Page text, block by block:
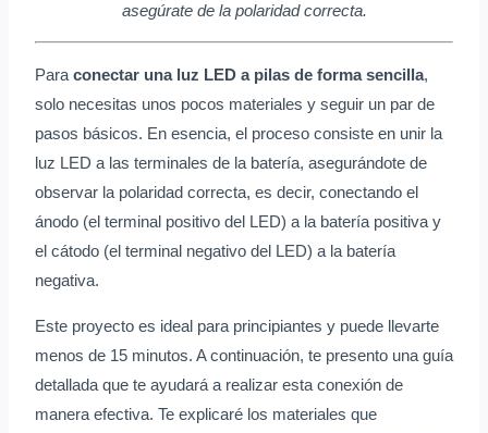
asegúrate de la polaridad correcta.
Para conectar una luz LED a pilas de forma sencilla,
solo necesitas unos pocos materiales y seguir un par de
pasos básicos. En esencia, el proceso consiste en unir la
luz LED a las terminales de la batería, asegurándote de
observar la polaridad correcta, es decir, conectando el
ánodo (el terminal positivo del LED) a la batería positiva y
el cátodo (el terminal negativo del LED) a la batería
negativa.
Este proyecto es ideal para principiantes y puede llevarte
menos de 15 minutos. A continuación, te presento una guía
detallada que te ayudará a realizar esta conexión de
manera efectiva. Te explicaré los materiales que